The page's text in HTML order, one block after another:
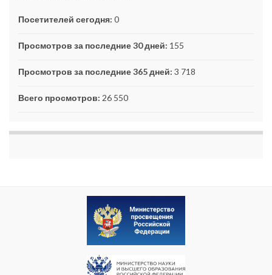
Посетителей сегодня: 0
Просмотров за последние 30 дней: 155
Просмотров за последние 365 дней: 3 718
Всего просмотров: 26 550